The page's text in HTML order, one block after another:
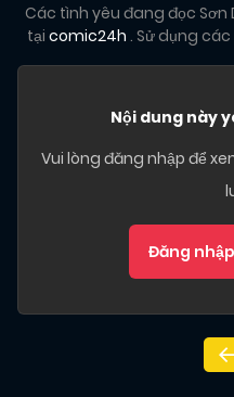
Các tình yêu đang đọc
tại comic24h . Sử dụng
Nội dung này
Vui lòng đăng nhập để
Đăng nhập